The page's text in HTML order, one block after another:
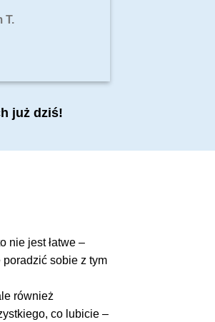
T.
już dziś!
nie jest łatwe –
sobie z tym
również
co lubicie –